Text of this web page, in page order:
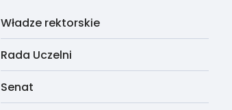
Władze rektorskie
Rada Uczelni
Senat